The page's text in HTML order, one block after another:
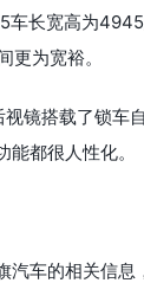
车长宽高为
为宽裕。
镜搭载了锁车
都很人性化。
汽车的相关信息